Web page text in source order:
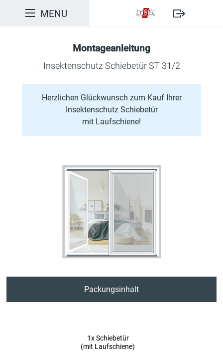
MENU
Packungsinhalt
Werkzeuge und Hilfsmittel
1. Aushängesicherung nach oben schieben
4. Schiebetürrahmen aufsetzen
5. Obere Laufschiene mittig fixieren
6. Obere Laufschiene rechts und links verschrauben
7. Aushängesicherung lösen
Sicherheit und Datenschutz
Montageanleitung
Insektenschutz Schiebetür ST 31/2
Herzlichen Glückwunsch zum Kauf Ihrer
Insektenschutz Schiebetür
mit Laufschiene!
Packungsinhalt
1x Schiebetür
(mit Laufschiene)